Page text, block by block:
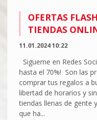
OFERTAS
TIENDAS
11.01.2024 10:22
Sigueme en Redes
hasta el 70%! Son las
comprar tus regalos a
libertad de horarios y
tiendas llenas de gente
que ha...